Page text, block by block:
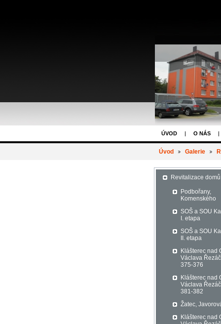
ÚVOD O NÁS
Úvod Galerie
Revitalizace domů
Podbořany,
Komenského
SOŠ a SOU
I. etapa
SOŠ a SOU
II. etapa
Klášterec nad
Václava
375-376
Klášterec nad
Václava
381-382
Žatec,
Klášterec nad